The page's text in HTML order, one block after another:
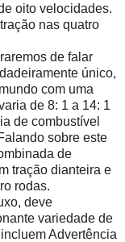
oito velocidades.
nas quatro
de falar
único,
com uma
de 8: 1 a 14: 1
de combustível
sobre este
de
tração dianteira e
rodas.
deve
variedade de
Advertência